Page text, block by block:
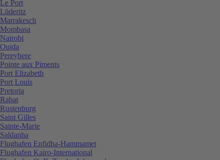
Le Port
Lüderitz
Marrakesch
Mombasa
Nairobi
Oujda
Pereybere
Pointe aux Piments
Port Elizabeth
Port Louis
Pretoria
Rabat
Rustenburg
Saint Gilles
Sainte-Marie
Saldanha
Flughafen Enfidha-Hammamet
Flughafen Kairo-International